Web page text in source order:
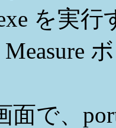
を実
Measure
面で、